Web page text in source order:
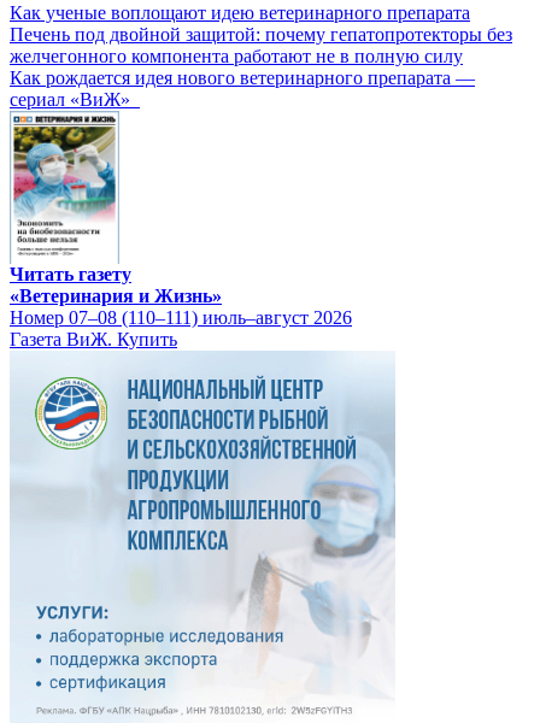
Как ученые воплощают идею ветеринарного препарата
Печень под двойной защитой: почему гепатопротекторы без
желчегонного компонента работают не в полную силу
Как рождается идея нового ветеринарного препарата —
сериал «ВиЖ»
Читать газету
«Ветеринария и Жизнь»
Номер 07–08 (110–111) июль–август 2026
Газета ВиЖ. Купить